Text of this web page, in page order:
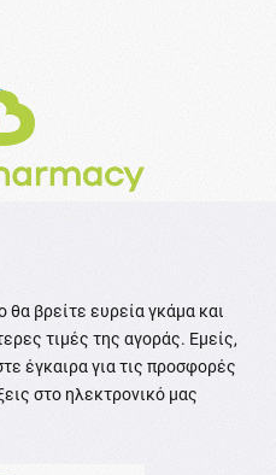
βρείτε ευρεία γκάμα και
τιμές της αγοράς. Εμείς,
έγκαιρα για τις προσφορές
στο ηλεκτρονικό μας